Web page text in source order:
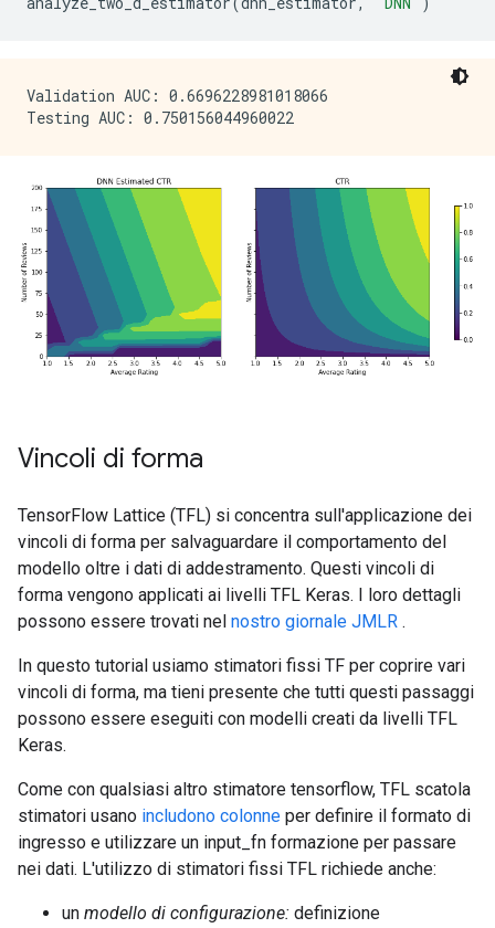
Validation AUC: 0.6696228981018066
Vincoli di forma
TensorFlow Lattice (TFL) si concentra sull'applicazione dei
vincoli di forma per salvaguardare il comportamento del
modello oltre i dati di addestramento. Questi vincoli di
forma vengono applicati ai livelli TFL Keras. I loro dettagli
possono essere trovati nel nostro giornale JMLR .
In questo tutorial usiamo stimatori fissi TF per coprire vari
vincoli di forma, ma tieni presente che tutti questi passaggi
possono essere eseguiti con modelli creati da livelli TFL
Keras.
Come con qualsiasi altro stimatore tensorflow, TFL scatola
stimatori usano includono colonne per definire il formato di
ingresso e utilizzare un input_fn formazione per passare
nei dati. L'utilizzo di stimatori fissi TFL richiede anche:
un modello di configurazione: definizione